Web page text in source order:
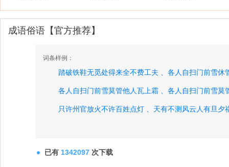
成语俗语【官方推荐】
词条样例：
踏破铁鞋无觅处得来全不费工夫 、 各人自扫门前雪休
各人自扫门前雪莫管他人瓦上霜 、 各人自扫门前雪莫
只许州官放火不许百姓点灯 、 天有不测风云人有旦夕
已有 1342097 次下载